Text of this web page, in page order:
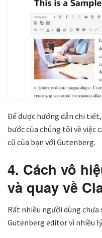
Để được hướng dẫn chi
bước của chúng tôi về việc
cũ của bạn với Gutenberg.
4. Cách vô
và quay về
Rất nhiều người dùng chưa
Gutenberg editor vì nhiều